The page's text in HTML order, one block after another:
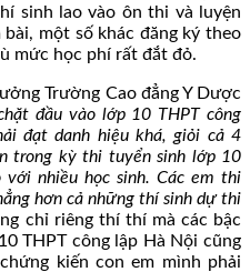
sinh lao vào ôn thi và luyện
một số khác đăng ký theo
mức học phí rất đắt đỏ.
Trường Cao đẳng Y Dược
đầu vào lớp 10 THPT công
đạt danh hiệu khá, giỏi cả 4
trong kỳ thi tuyển sinh lớp 10
nhiều học sinh. Các em thi
hơn cả những thí sinh dự thi
chỉ riêng thí thí mà các bậc
THPT công lập Hà Nội cũng
kiến con em mình phải